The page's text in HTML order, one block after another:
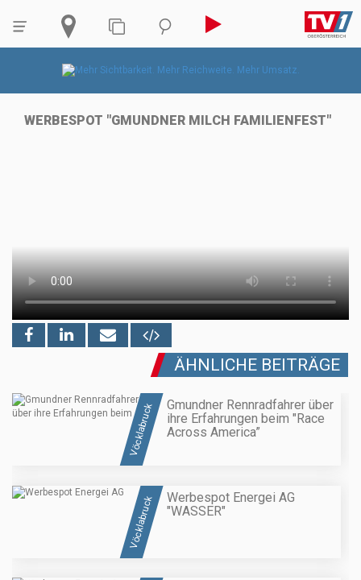
WERBESPOT "GMUNDNER MILCH FAMILIENFEST"
ÄHNLICHE BEITRÄGE
Vöcklabruck
Gmundner Rennradfahrer über
ihre Erfahrungen beim "Race
Across America”
Vöcklabruck
Werbespot Energei AG
"WASSER"